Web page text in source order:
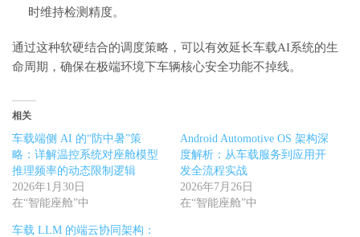
时维持检测精度。
通过这种软硬结合的调度策略，可以有效延长车载AI系统的生
命周期，确保在极端环境下车辆核心安全功能不掉线。
相关
车载端侧 AI 的“防中暑”策
略：详解温控系统对座舱模型
推理频率的动态限制逻辑
2026年1月30日
在“智能座舱”中
Android Automotive OS 架构深
度解析：从车载服务到应用开
发全流程实战
2026年7月26日
在“智能座舱”中
车载 LLM 的端云协同架构：